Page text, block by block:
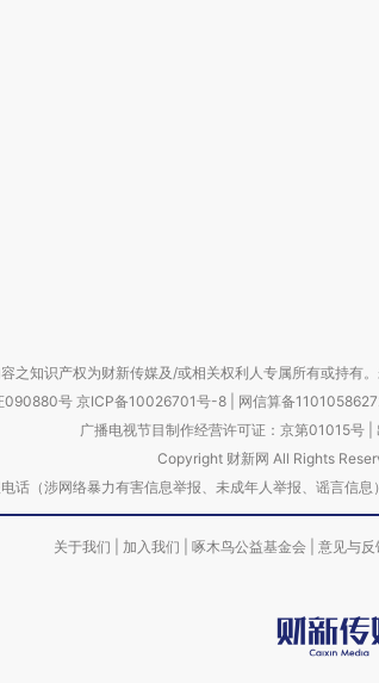
之知识产权为财新传媒及/或相关权利人专属所有或持有
090880号 京ICP备10026701号-8 网信算备
广播电视节目制作经营许可证：京第01015号|
Copyright 财新网 All Rights
电话（涉网络暴力有害信息举报、未成年人举报、谣言
关于我们 加入我们 啄木鸟公益基金会 意见与反